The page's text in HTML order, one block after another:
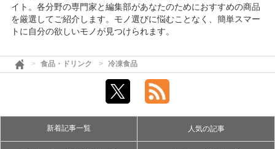
イト。各分野の専門家と編集部があなたのためにおすすめの商品
を厳選してご紹介します。モノ選びに悩むことなく、簡単スマー
トに自分の欲しいモノが見つけられます。
食品・ドリンク 冷凍食品
新着記事一覧 人気の記事